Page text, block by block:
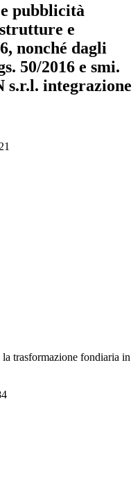
pubblicità
e
nonché dagli
50/2016 e smi.
integrazione
trasformazione fondiaria in